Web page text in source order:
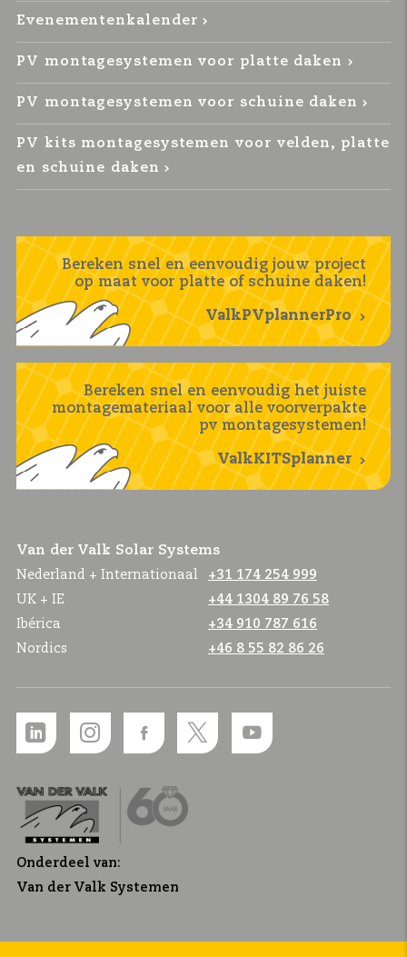
Evenementenkalender
PV montagesystemen voor platte daken
PV montagesystemen voor schuine daken
PV kits montagesystemen voor velden, platte
en schuine daken
Bereken snel en eenvoudig jouw project
op maat voor platte of schuine daken!
ValkPVplannerPro
Bereken snel en eenvoudig het juiste
montagemateriaal voor alle voorverpakte
pv montagesystemen!
ValkKITSplanner
Van der Valk Solar Systems
Nederland + Internationaal
+31 174 254 999
UK + IE
+44 1304 89 76 58
Ibérica
+34 910 787 616
Nordics
+46 8 55 82 86 26
Onderdeel van:
Van der Valk Systemen